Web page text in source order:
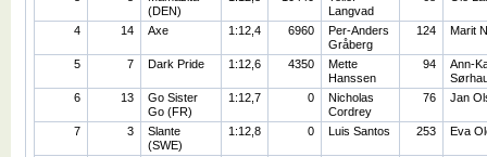
(DEN)
Langvad
4 14 Axe 1:12,4 6960
Per-Anders
Gråberg
124 Marit
5 7 Dark Pride 1:12,6 4350
Mette
Hanssen
94
Ann-
6
13
Go Sister
Go (FR)
1:12,7 0
Nicholas
Cordrey
76 Jan
7 3
Slante
(SWE)
1:12,8 0 Luis Santos 253 Eva